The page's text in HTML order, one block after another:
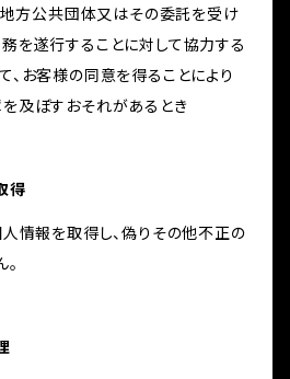
地方公共団体又はその委託を受け
を遂行することに対して協力する
、お客様の同意を得ることにより
及ぼすおそれがあるとき
得
人情報を取得し、偽りその他不正の